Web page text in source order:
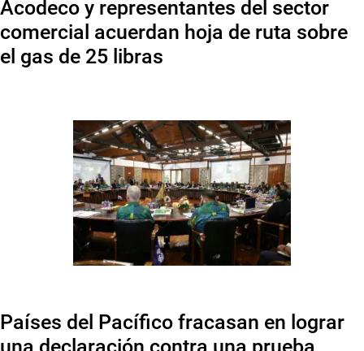
Acodeco y representantes del sector
comercial acuerdan hoja de ruta sobre
el gas de 25 libras
Países del Pacífico fracasan en lograr
una declaración contra una prueba